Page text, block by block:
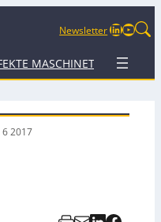
NewsletterLinkedIn
MASCHINETERMINE
2017